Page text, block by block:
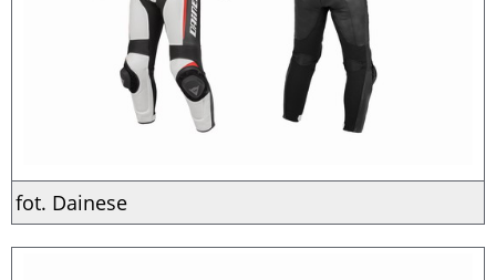
fot. Dainese